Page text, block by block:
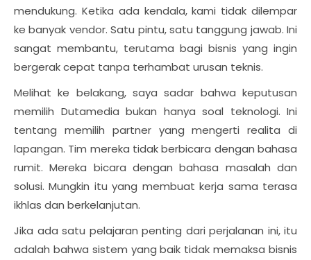
mendukung. Ketika ada kendala, kami tidak dilempar
ke banyak vendor. Satu pintu, satu tanggung jawab. Ini
sangat membantu, terutama bagi bisnis yang ingin
bergerak cepat tanpa terhambat urusan teknis.
Melihat ke belakang, saya sadar bahwa keputusan
memilih Dutamedia bukan hanya soal teknologi. Ini
tentang memilih partner yang mengerti realita di
lapangan. Tim mereka tidak berbicara dengan bahasa
rumit. Mereka bicara dengan bahasa masalah dan
solusi. Mungkin itu yang membuat kerja sama terasa
ikhlas dan berkelanjutan.
Jika ada satu pelajaran penting dari perjalanan ini, itu
adalah bahwa sistem yang baik tidak memaksa bisnis